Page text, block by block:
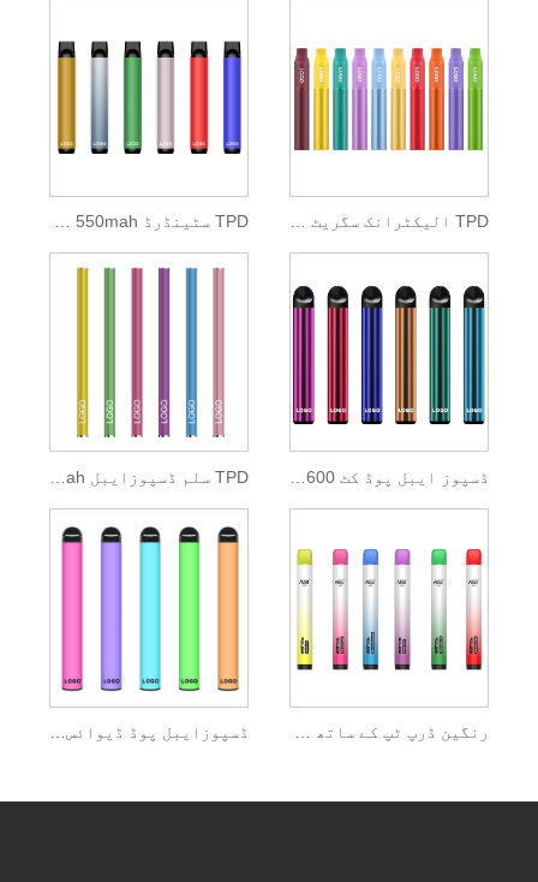
ڈسپوز ایبل پوڈ کٹ 600 پفس 2 ملی لیٹر ای مائع
ڈسپوزایبل پوڈ ڈیوائس Ipure E-liquid کا 0mg نکوٹین رنگین ڈرپ ٹپ کے ساتھ TPD ڈسپوزایبل Vape